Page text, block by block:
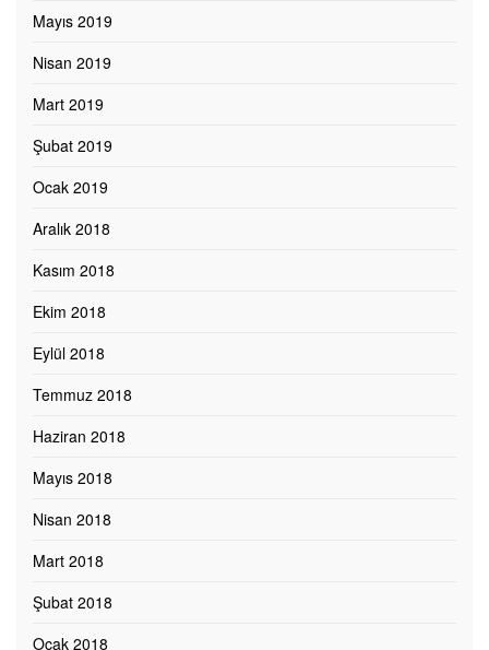
Mayıs 2019
Nisan 2019
Mart 2019
Şubat 2019
Ocak 2019
Aralık 2018
Kasım 2018
Ekim 2018
Eylül 2018
Temmuz 2018
Haziran 2018
Mayıs 2018
Nisan 2018
Mart 2018
Şubat 2018
Ocak 2018